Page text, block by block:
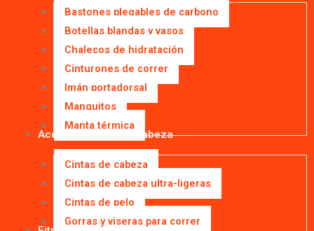
Bastones plegables de carbono
Botellas blandas y vasos
Chalecos de hidratación
Cinturones de correr
Imán portadorsal
Manguitos
Manta térmica
Accesorios para la cabeza
Cintas de cabeza
Cintas de cabeza ultra-ligeras
Cintas de pelo
Gorras y viseras para correr